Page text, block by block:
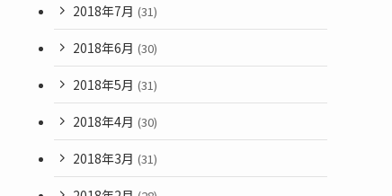
2018年7月 (31)
2018年6月 (30)
2018年5月 (31)
2018年4月 (30)
2018年3月 (31)